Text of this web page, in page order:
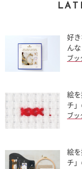
好
ん
ブッ
絵
チ
ブッ
絵
チ